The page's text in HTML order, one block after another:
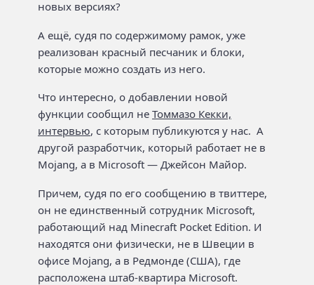
новых версиях?
А ещё, судя по содержимому рамок, уже
реализован красный песчаник и блоки,
которые можно создать из него.
Что интересно, о добавлении новой
функции сообщил не Томмазо Кекки,
интервью, с которым публикуются у нас. А
другой разработчик, который работает не в
Mojang, а в Microsoft — Джейсон Майор.
Причем, судя по его сообщению в твиттере,
он не единственный сотрудник Microsoft,
работающий над Minecraft Pocket Edition. И
находятся они физически, не в Швеции в
офисе Mojang, а в Редмонде (США), где
расположена штаб-квартира Microsoft.